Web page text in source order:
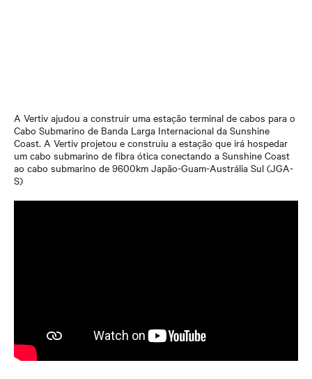
A Vertiv ajudou a construir uma estação terminal de cabos para o
Cabo Submarino de Banda Larga Internacional da Sunshine
Coast. A Vertiv projetou e construiu a estação que irá hospedar
um cabo submarino de fibra ótica conectando a Sunshine Coast
ao cabo submarino de 9600km Japão-Guam-Austrália Sul (JGA-
S)